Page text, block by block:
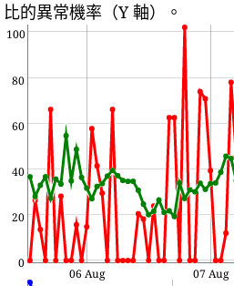
比的異常機率（Y 軸）。
0
20
40
60
80
100
06 Aug 07 Aug